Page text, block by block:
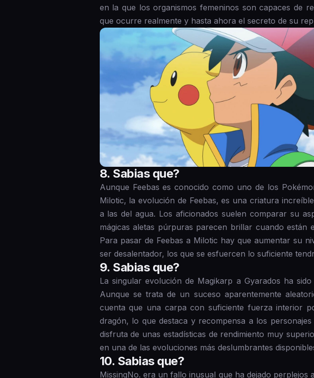
en la que los organismos femeninos son capaces de
que ocurre realmente y hasta ahora el secreto de su
8 . Sabias que?
Aunque Feebas es conocido como uno de los
Milotic, la evolución de Feebas, es una criatura
a las del agua. Los aficionados suelen comparar su
mágicas aletas púrpuras parecen brillar cuando están
Para pasar de Feebas a Milotic hay que aumentar su
ser desalentador, los que se esfuercen lo suficiente
9 . Sabias que?
La singular evolución de Magikarp a Gyarados ha
Aunque se trata de un suceso aparentemente
cuenta que una carpa con suficiente fuerza interior
dragón, lo que destaca y recompensa a los
disfruta de unas estadísticas de rendimiento muy
en una de las evoluciones más deslumbrantes
1 0. Sabias que?
MissingNo. era un fallo inusual que ha dejado